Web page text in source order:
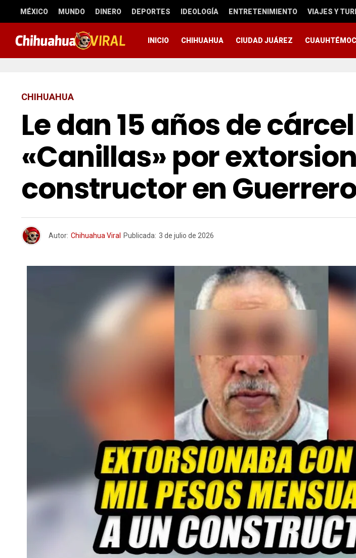
MÉXICO MUNDO DINERO DEPORTES IDEOLOGÍA ENTRETENIMIENTO VIAJES Y
INICIO CHIHUAHUA CIUDAD JUÁREZ CUAUHTÉMOC
CHIHUAHUA
Le dan 15 años de
«Canillas» por
constructor en
Autor: Chihuahua Viral Publicada: 3 de julio de 2026